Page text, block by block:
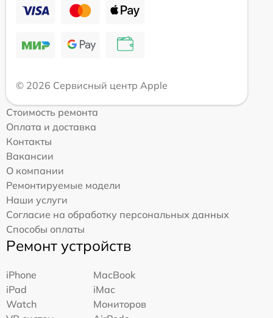
© 2026 Сервисный центр Apple
Стоимость ремонта
Оплата и доставка
Контакты
Вакансии
О компании
Ремонтируемые модели
Наши услуги
Согласие на обработку персональных данных
Способы оплаты
Ремонт устройств
iPhone
MacBook
iPad
iMac
Watch
Мониторов